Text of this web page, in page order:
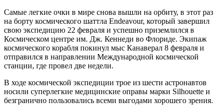
Самые легкие очки в мире снова вышли на орбиту, в этот раз
на борту космического шаттла Endeavour, который завершил
свою экспедицию 22 февраля и успешно приземлился в
Космическом центре им. Дж. Кеннеди во Флориде. Экипаж
космического корабля покинул мыс Канаверал 8 февраля и
отправился в направлении Международной космической
станции, где провел две недели.
В ходе космической экспедиции трое из шести астронавтов
носили суперлегкие медицинские оправы марки Silhouette и
безгранично пользовались всеми выгодами хорошего зрения.